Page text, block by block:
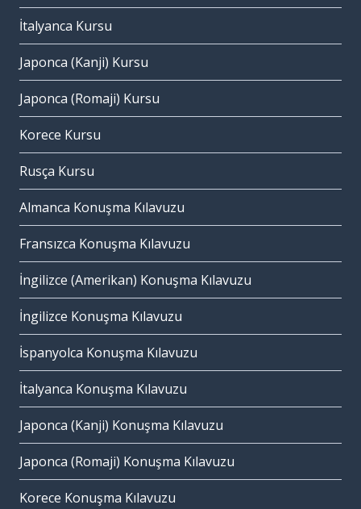
İtalyanca Kursu
Japonca (Kanji) Kursu
Japonca (Romaji) Kursu
Korece Kursu
Rusça Kursu
Almanca Konuşma Kılavuzu
Fransızca Konuşma Kılavuzu
İngilizce (Amerikan) Konuşma Kılavuzu
İngilizce Konuşma Kılavuzu
İspanyolca Konuşma Kılavuzu
İtalyanca Konuşma Kılavuzu
Japonca (Kanji) Konuşma Kılavuzu
Japonca (Romaji) Konuşma Kılavuzu
Korece Konuşma Kılavuzu